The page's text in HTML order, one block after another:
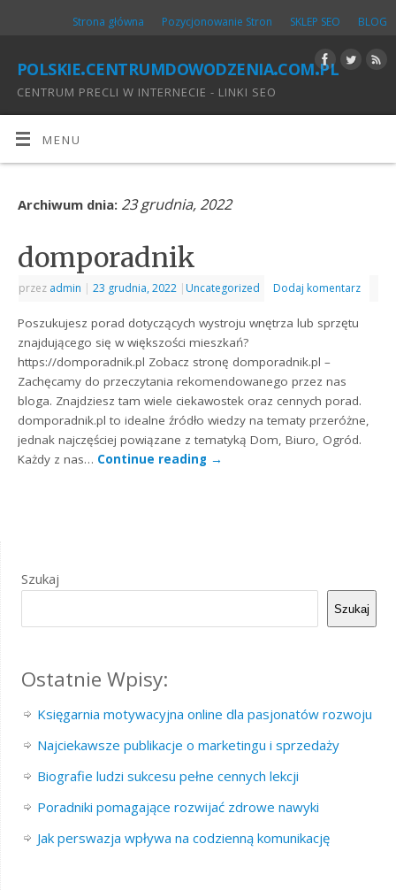
Strona główna Pozycjonowanie Stron SKLEP SEO BLOG
polskie.centrumdowodzenia.com.pl
CENTRUM PRECLI W INTERNECIE - LINKI SEO
MENU
Archiwum dnia: 23 grudnia, 2022
domporadnik
przez admin | 23 grudnia, 2022 | Uncategorized Dodaj komentarz
Poszukujesz porad dotyczących wystroju wnętrza lub sprzętu
znajdującego się w większości mieszkań?
https://domporadnik.pl Zobacz stronę domporadnik.pl –
Zachęcamy do przeczytania rekomendowanego przez nas
bloga. Znajdziesz tam wiele ciekawostek oraz cennych porad.
domporadnik.pl to idealne źródło wiedzy na tematy przeróżne,
jednak najczęściej powiązane z tematyką Dom, Biuro, Ogród.
Każdy z nas… Continue reading →
Szukaj
Szukaj
Ostatnie Wpisy:
Księgarnia motywacyjna online dla pasjonatów rozwoju
Najciekawsze publikacje o marketingu i sprzedaży
Biografie ludzi sukcesu pełne cennych lekcji
Poradniki pomagające rozwijać zdrowe nawyki
Jak perswazja wpływa na codzienną komunikację